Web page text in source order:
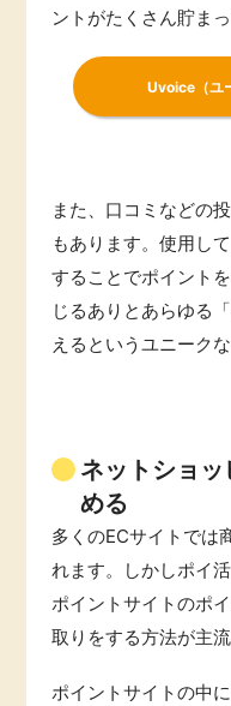
ントがたくさん貯まっ
Uvoice（ユ
また、口コミなどの
もあります。使用して
することでポイント
じるありとあらゆる
えるというユニーク
ネットショ
める
多くのECサイトでは
れます。しかしポイ
ポイントサイトのポ
取りをする方法が主流
ポイントサイトの中